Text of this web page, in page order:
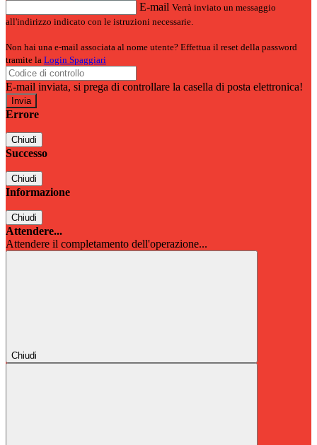
E-mail Verrà inviato un messaggio
all'indirizzo indicato con le istruzioni necessarie.
Non hai una e-mail associata al nome utente? Effettua il reset della password
tramite la Login Spaggiari
E-mail inviata, si prega di controllare la casella di posta elettronica!
Errore
Chiudi
Successo
Chiudi
Informazione
Chiudi
Attendere...
Attendere il completamento dell'operazione...
Chiudi